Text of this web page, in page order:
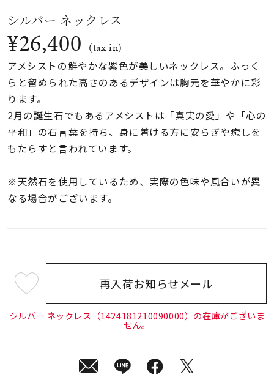
ファッションテイス
着用シーン
コレクション
レディース
価格
在庫 在庫ありのみ すべて表示
シルバー ネックレス
¥26,400 (tax in)
アメシストの鮮やかな紫色が美しいネックレス。ふっく
らと留められた高さのあるデザインは胸元を華やかに彩
ります。
2月の誕生石でもあるアメシストは「真実の愛」や「心の
平和」の石言葉を持ち、身に着ける方に安らぎや癒しを
もたらすと言われています。
※天然石を使用しているため、実際の色味や風合いが異
なる場合がございます。
¥26,400 (tax
in)
再入荷お知らせメール
シルバー ネックレス（1424181210090000）の在庫がございま
せん。